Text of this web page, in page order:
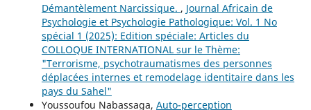
Démantèlement Narcissique. , Journal Africain de
Psychologie et Psychologie Pathologique: Vol. 1 No
spécial 1 (2025): Edition spéciale: Articles du
COLLOQUE INTERNATIONAL sur le Thème:
"Terrorisme, psychotraumatismes des personnes
déplacées internes et remodelage identitaire dans les
pays du Sahel"
Youssoufou Nabassaga, Auto-perception